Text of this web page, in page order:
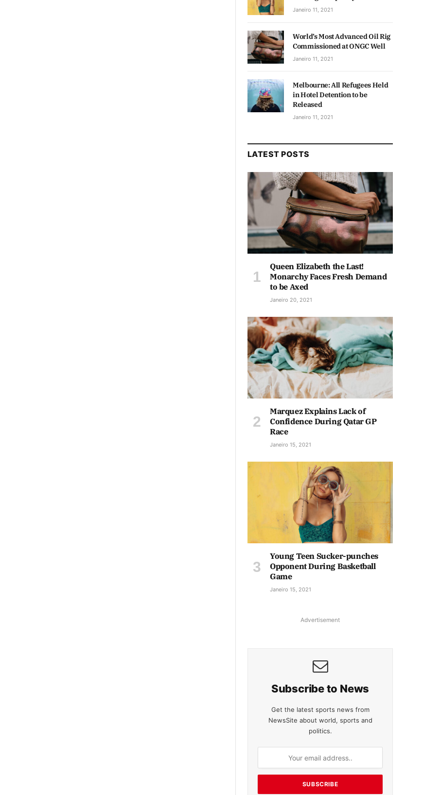
Janeiro 11, 2021
World’s Most Advanced Oil Rig
Commissioned at ONGC Well
Janeiro 11, 2021
Melbourne: All Refugees Held
in Hotel Detention to be
Released
Janeiro 11, 2021
LATEST POSTS
Queen Elizabeth the Last!
Monarchy Faces Fresh Demand
to be Axed
Janeiro 20, 2021
Marquez Explains Lack of
Confidence During Qatar GP
Race
Janeiro 15, 2021
Young Teen Sucker-punches
Opponent During Basketball
Game
Janeiro 15, 2021
Advertisement
Subscribe to News
Get the latest sports news from
NewsSite about world, sports and
politics.